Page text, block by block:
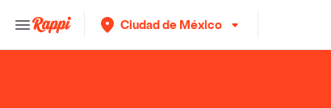
Ciudad de México